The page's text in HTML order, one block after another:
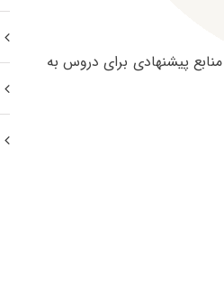
پیشنهادی برای دروس به